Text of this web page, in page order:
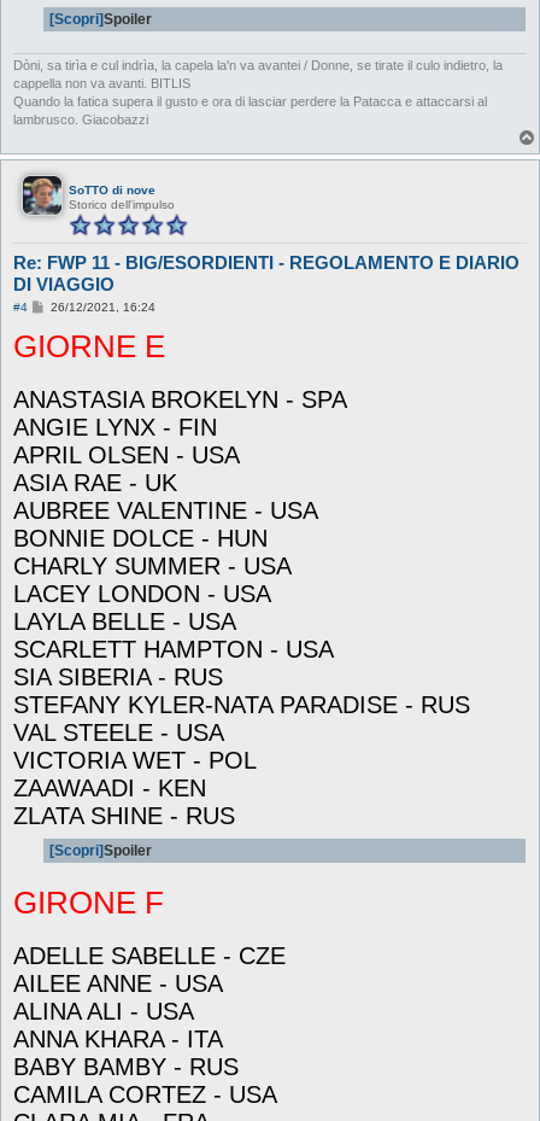
[Scopri]Spoiler
Dòni, sa tirìa e cul indrìa, la capela la'n va avantei / Donne, se tirate il culo indietro, la
cappella non va avanti. BITLIS
Quando la fatica supera il gusto e ora di lasciar perdere la Patacca e attaccarsi al
lambrusco. Giacobazzi
SoTTO di nove
Storico dell'impulso
Re: FWP 11 - BIG/ESORDIENTI - REGOLAMENTO E DIARIO
DI VIAGGIO
#4
M
s
s
g
i
o
26/12/2021, 16:24
GIORNE E
ANASTASIA BROKELYN - SPA
ANGIE LYNX - FIN
APRIL OLSEN - USA
ASIA RAE - UK
AUBREE VALENTINE - USA
BONNIE DOLCE - HUN
CHARLY SUMMER - USA
LACEY LONDON - USA
LAYLA BELLE - USA
SCARLETT HAMPTON - USA
SIA SIBERIA - RUS
STEFANY KYLER-NATA PARADISE - RUS
VAL STEELE - USA
VICTORIA WET - POL
ZAAWAADI - KEN
ZLATA SHINE - RUS
[Scopri]Spoiler
GIRONE F
ADELLE SABELLE - CZE
AILEE ANNE - USA
ALINA ALI - USA
ANNA KHARA - ITA
BABY BAMBY - RUS
CAMILA CORTEZ - USA